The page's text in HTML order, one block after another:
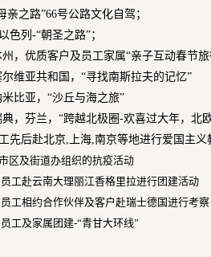
号公路文化自驾；
朝圣之路”；
户及员工家属“亲子互动春节旅
国，“寻找南斯拉夫的记忆”
“沙丘与海之旅”
跨越北极圈-欢喜过大年，北欧
,上海,南京等地进行爱国主义
道办组织的抗疫活动
南大理丽江香格里拉进行团建活动
合作伙伴及客户赴瑞士德国进行考
属团建-“青甘大环线”